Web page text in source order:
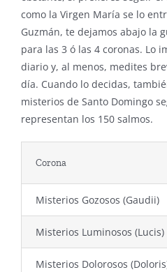
como la Virgen María se lo
Guzmán, te dejamos abajo la
para las 3 ó las 4 coronas. Lo
diario y, al menos, medites
día. Cuando lo decidas,
misterios de Santo Domingo
representan los 150 salmos.
Corona
Misterios Gozosos (Gaudii)
Misterios Luminosos (Lucis)
Misterios Dolorosos